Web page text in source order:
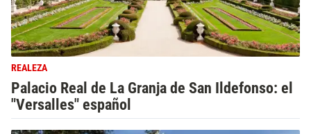
REALEZA
Palacio Real de La Granja de San Ildefonso: el
"Versalles" español